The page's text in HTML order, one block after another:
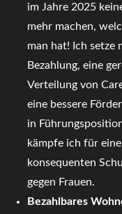
im Jahre 2025
mehr machen,
man hat! Ich setze
Bezahlung, eine
Verteilung von
eine bessere
in
kämpfe ich für
konsequenten
gegen Frauen.
Bezahlbares